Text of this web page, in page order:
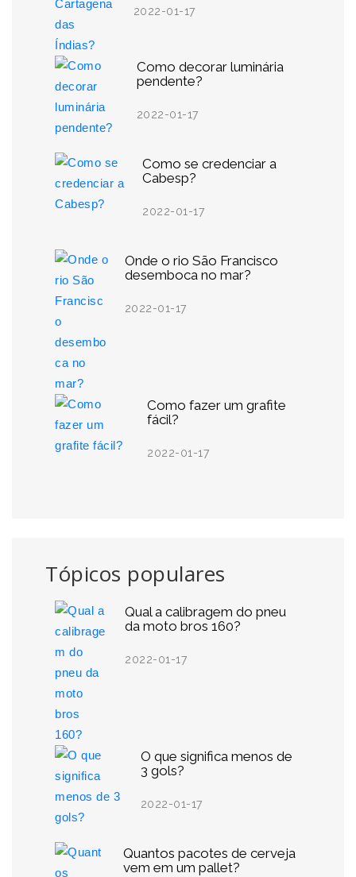
2022-01-17
Como decorar luminária
pendente?
2022-01-17
Como se credenciar a
Cabesp?
2022-01-17
Onde o rio São Francisco
desemboca no mar?
2022-01-17
Como fazer um grafite
fácil?
2022-01-17
Tópicos populares
Qual a calibragem do pneu
da moto bros 160?
2022-01-17
O que significa menos de
3 gols?
2022-01-17
Quantos pacotes de cerveja
vem em um pallet?